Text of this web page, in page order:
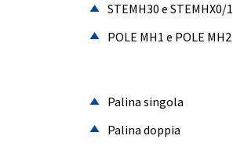
STEMH30 e STEMHX0/1
POLE MH1 e POLE MH2
Palina singola
Palina doppia